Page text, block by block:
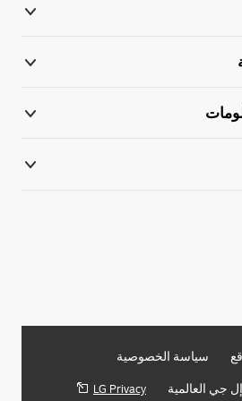
سياسة الخصوصية
جي العالمية LG Privacy